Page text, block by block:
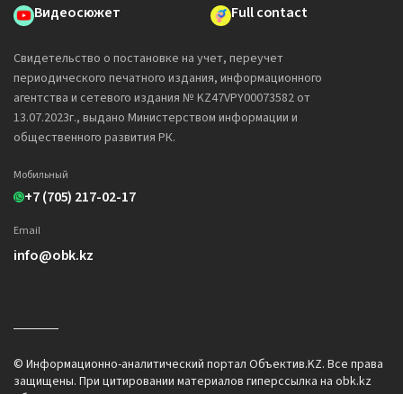
Видеосюжет
Full contact
Свидетельство о постановке на учет, переучет
периодического печатного издания, информационного
агентства и сетевого издания № KZ47VPY00073582 от
13.07.2023г., выдано Министерством информации и
общественного развития РК.
Мобильный
+7 (705) 217-02-17
Email
info@obk.kz
© Информационно-аналитический портал Объектив.KZ. Все права
защищены. При цитировании материалов гиперссылка на obk.kz